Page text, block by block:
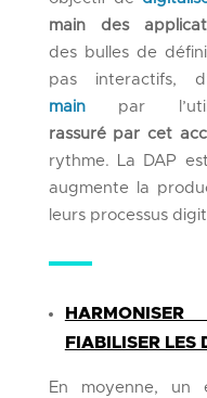
main des
des bulles de
pas interactifs,
main
par
rassuré par cet
rythme. La DAP
augmente la
leurs processus
FIABILISER LES
En moyenne, un